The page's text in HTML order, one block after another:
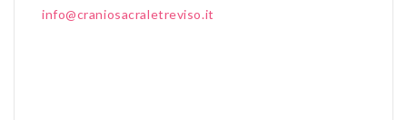
info@craniosacraletreviso.it